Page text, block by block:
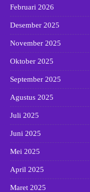
Februari 2026
Desember 2025
November 2025
Oktober 2025
September 2025
Agustus 2025
Juli 2025
Juni 2025
Mei 2025
April 2025
Maret 2025